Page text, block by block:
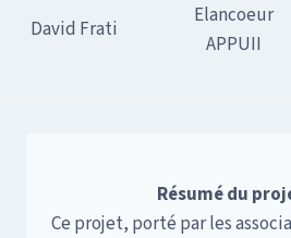
David Frati
Elancoeur
APPUII
Résumé du
Ce projet, porté par les